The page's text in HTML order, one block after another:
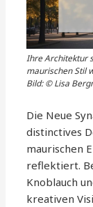
Ihre Architektur
maurischen Stil
Bild: © Lisa
Die Neue
distinctives
maurischen
reflektiert.
Knoblauch
kreativen